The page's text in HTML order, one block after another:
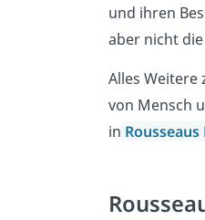
und ihren
aber nicht
Alles Weitere
von Mensch
in